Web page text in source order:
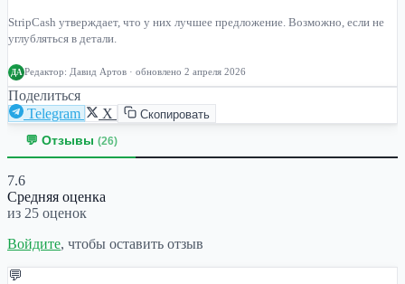
StripCash утверждает, что у них лучшее предложение. Возможно, если не
углубляться в детали.
ДА Редактор: Давид Артов · обновлено 2 апреля 2026
Поделиться
Telegram
X Скопировать
💬 Отзывы (26)
7.6
Средняя оценка
из 25 оценок
Войдите, чтобы оставить отзыв
💬